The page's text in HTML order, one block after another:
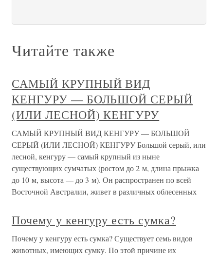
Читайте также
САМЫЙ КРУПНЫЙ ВИД
КЕНГУРУ — БОЛЬШОЙ СЕРЫЙ
(ИЛИ ЛЕСНОЙ) КЕНГУРУ
САМЫЙ КРУПНЫЙ ВИД КЕНГУРУ — БОЛЬШОЙ
СЕРЫЙ (ИЛИ ЛЕСНОЙ) КЕНГУРУ Большой серый, или
лесной, кенгуру — самый крупный из ныне
существующих сумчатых (ростом до 2 м, длина прыжка
до 10 м, высота — до 3 м). Он распространен по всей
Восточной Австралии, живет в различных облесенных
Почему у кенгуру есть сумка?
Почему у кенгуру есть сумка? Существует семь видов
животных, имеющих сумку. По этой причине их